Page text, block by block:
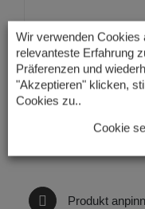
Produkt
Wir verwenden Cookies
relevanteste Erfahrung
Präferenzen und
"Akzeptieren" klicken,
Cookies zu..
Cookie